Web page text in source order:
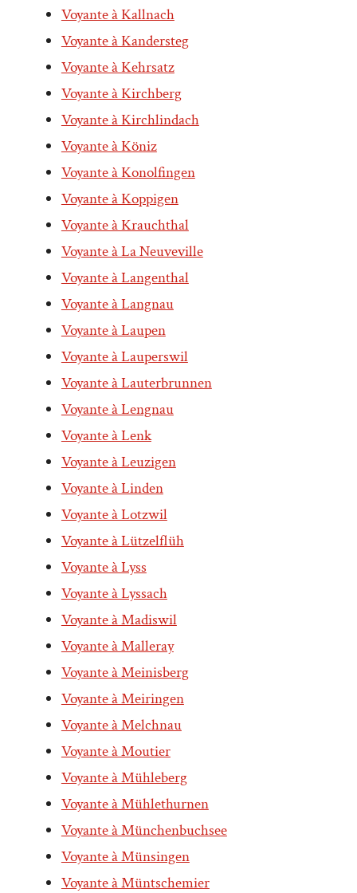
Voyante à Kallnach
Voyante à Kandersteg
Voyante à Kehrsatz
Voyante à Kirchberg
Voyante à Kirchlindach
Voyante à Köniz
Voyante à Konolfingen
Voyante à Koppigen
Voyante à Krauchthal
Voyante à La Neuveville
Voyante à Langenthal
Voyante à Langnau
Voyante à Laupen
Voyante à Lauperswil
Voyante à Lauterbrunnen
Voyante à Lengnau
Voyante à Lenk
Voyante à Leuzigen
Voyante à Linden
Voyante à Lotzwil
Voyante à Lützelflüh
Voyante à Lyss
Voyante à Lyssach
Voyante à Madiswil
Voyante à Malleray
Voyante à Meinisberg
Voyante à Meiringen
Voyante à Melchnau
Voyante à Moutier
Voyante à Mühleberg
Voyante à Mühlethurnen
Voyante à Münchenbuchsee
Voyante à Münsingen
Voyante à Müntschemier